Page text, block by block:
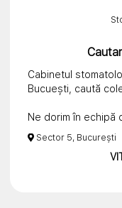
Cabinetul
Bucuești, caută
Ne dorim în echipă
detalii, empatică și
profesionist și
Sector 5, București